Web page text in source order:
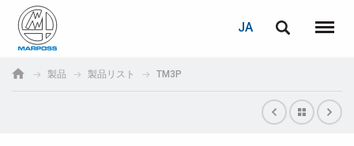
S.p.A.
JA
メニ
製品 製品リスト TM3P
Deutsch
ログイン